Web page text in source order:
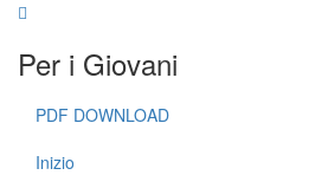
Per i Giovani
PDF DOWNLOAD
Inizio